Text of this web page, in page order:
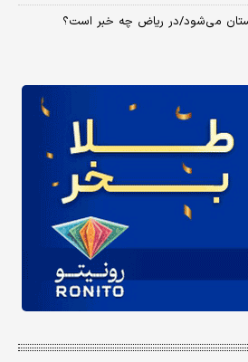
می‌شود/در ریاض چه خبر است؟